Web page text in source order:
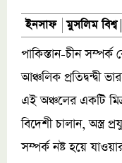
ইনসাফ মুসলিম বিশ্ব
পাকিস্তান-চীন
আঞ্চলিক প্রতিদ্বন্দ্বী
এই অঞ্চলের একটি
বিদেশী চালান, অস্ত্র
সম্পর্ক নষ্ট হয়ে